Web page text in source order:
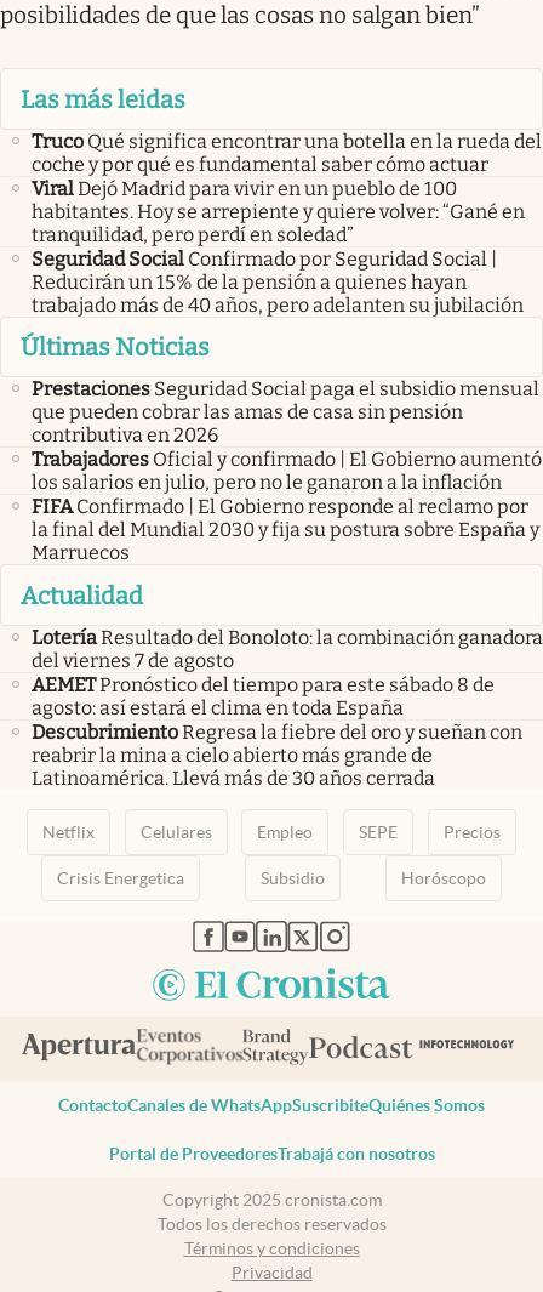
posibilidades de que las cosas no salgan bien”
Las más leidas
Truco Qué significa encontrar una botella en la rueda del
coche y por qué es fundamental saber cómo actuar
ViralDejó Madrid para vivir en un pueblo de 100
habitantes. Hoy se arrepiente y quiere volver: “Gané en
tranquilidad, pero perdí en soledad”
Seguridad Social Confirmado por Seguridad Social |
Reducirán un 15% de la pensión a quienes hayan
trabajado más de 40 años, pero adelanten su jubilación
Últimas Noticias
Prestaciones Seguridad Social paga el subsidio mensual
que pueden cobrar las amas de casa sin pensión
contributiva en 2026
Trabajadores Oficial y confirmado | El Gobierno aumentó
los salarios en julio, pero no le ganaron a la inflación
FIFA Confirmado | El Gobierno responde al reclamo por
la final del Mundial 2030 y fija su postura sobre España y
Marruecos
Actualidad
LoteríaResultado del Bonoloto: la combinación ganadora
del viernes 7 de agosto
AEMETPronóstico del tiempo para este sábado 8 de
agosto: así estará el clima en toda España
DescubrimientoRegresa la fiebre del oro y sueñan con
reabrir la mina a cielo abierto más grande de
Latinoamérica. Llevá más de 30 años cerrada
Netflix Celulares Empleo SEPE Precios
Crisis Energetica Subsidio Horóscopo
abre en nueva pestaña
abre en nueva pestaña
abre en nueva pestaña
abre en nueva pestaña
abre en nueva pestaña
ContactoCanales de WhatsAppSuscribiteQuiénes Somos
Portal de ProveedoresTrabajá con nosotros
Copyright 2025 cronista.com
Todos los derechos reservados
Términos y condiciones
Privacidad